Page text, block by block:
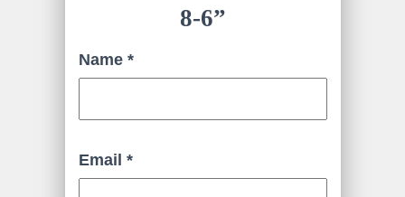
8-6”
Name *
Email *